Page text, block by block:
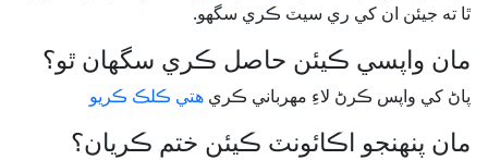
ٿا ته جيئن ان کي ري سيٽ ڪري سگهو.
مان واپسي ڪيئن حاصل ڪري سگهان ٿو؟
پاڻ کي واپس ڪرڻ لاءِ مهرباني ڪري هتي ڪلڪ ڪريو
مان پنهنجو اڪائونٽ ڪيئن ختم ڪريان؟